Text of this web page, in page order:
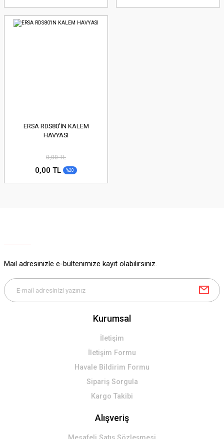
ERSA RDS80’İN KALEM
HAVYASI
0,00 TL
0,00 TL %20
Mail adresinizle e-bültenimize kayıt olabilirsiniz.
Kurumsal
İletişim
İletişim Formu
Havale Bildirim Formu
Sipariş Sorgula
Kargo Takibi
Alışveriş